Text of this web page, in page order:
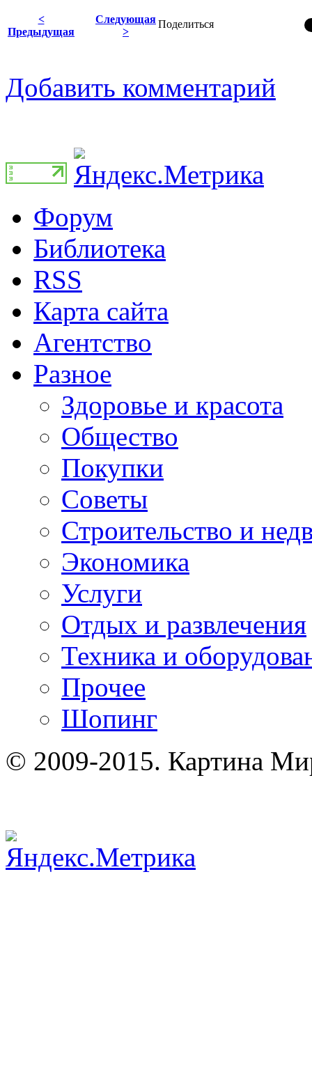
Поделиться
<
Предыдущая
Следующая
>
Добавить комментарий
Форум
Библиотека
RSS
Карта сайта
Агентство
Разное
Здоровье и красота
Общество
Покупки
Советы
Строительство и
Экономика
Услуги
Отдых и развлечения
Техника и
Прочее
Шопинг
© 2009-2015. Картина